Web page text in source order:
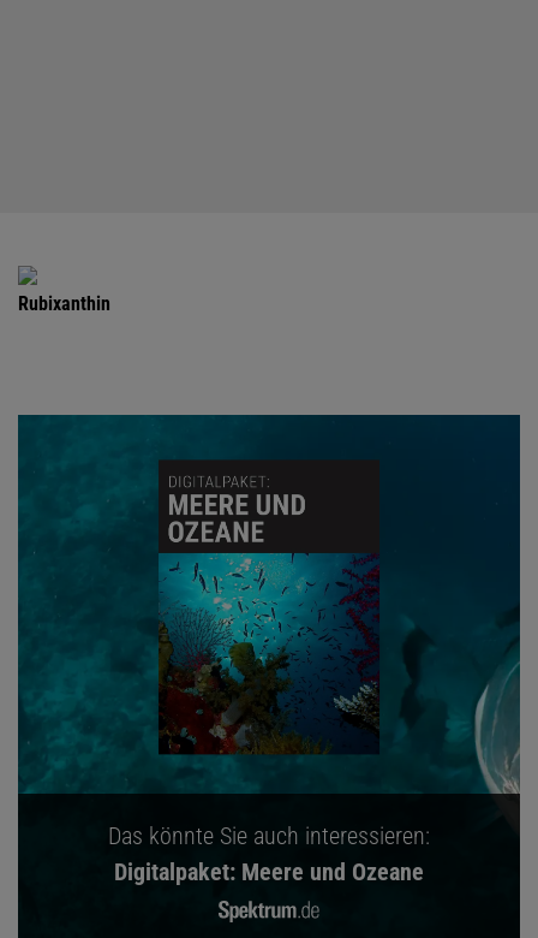
Rubixanthin
Das könnte Sie auch interessieren:
Digitalpaket: Meere und Ozeane